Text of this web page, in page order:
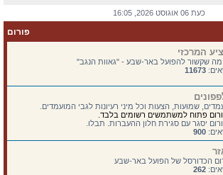
כעת 06 אוגוסט 2026, 16:05
פורום
המרכזי
שקשור להפועל באר-שבע - "גאוות הנגב"
11673
שמועות, הצעות וכל מיני רעיונות לגבי המועמדים.
פתוח למשתמשים רשומים בלבד.
יסגר עם סגירת חלון ההעברות. תבלו.
900
הכדורסל של הפועל באר-שבע
262